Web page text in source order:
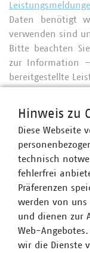
Daten benötigt
verwenden sind
Bitte beachten
zur Information
bereitgestellte
krause@vku.de)
Hinweis zu
Diese Webseite
technisch
fehlerfrei
Präferenzen
werden von
und dienen zur
Web-
wir die Dienste